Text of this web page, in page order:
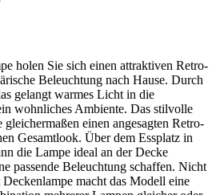
holen Sie sich einen attraktiven Retro-
Beleuchtung nach Hause. Durch
gelangt warmes Licht in die
wohnliches Ambiente. Das stilvolle
einen angesagten Retro-
Gesamtlook. Über dem Essplatz in
die Lampe ideal an der Decke
passende Beleuchtung schaffen. Nicht
macht das Modell eine